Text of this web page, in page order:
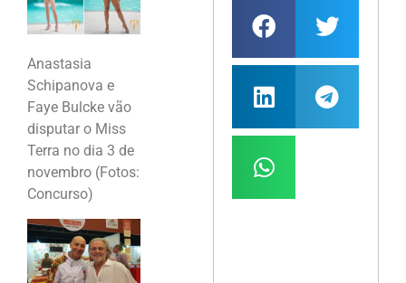
Anastasia
Schipanova e
Faye Bulcke vão
disputar o Miss
Terra no dia 3 de
novembro (Fotos:
Concurso)